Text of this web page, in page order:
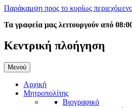
Παράκαμψη προς το κυρίως
Τα γραφεία μας λειτουργούν από
Κεντρική πλοήγηση
Μενού
Αρχική
Μητροπολίτης
Βιογραφικό